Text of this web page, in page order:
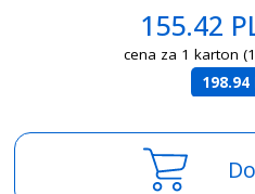
155.42
cena za 1 karton
198.94